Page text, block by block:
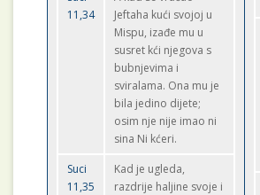
11,34
Jeftaha kući svojoj u
Mispu, izađe mu u
susret kći njegova s
bubnjevima i
sviralama. Ona mu je
bila jedino dijete;
osim nje nije imao ni
sina Ni kćeri.
Suci
11,35
Kad je ugleda,
razdrije haljine svoje i